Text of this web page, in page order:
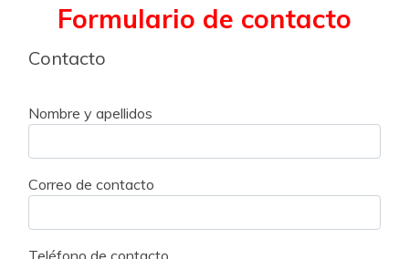
Formulario de contacto
Contacto
Nombre y apellidos
Correo de contacto